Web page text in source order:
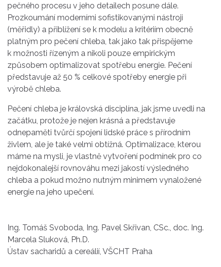
pečného procesu v jeho detailech posune dále.
Prozkoumání moderními sofistikovanými nástroji
(měřidly) a přiblížení se k modelu a kritériím obecně
platným pro pečení chleba, tak jako tak přispějeme
k možnosti řízeným a nikoli pouze empirickým
způsobem optimalizovat spotřebu energie. Pečení
představuje až 50 % celkové spotřeby energie při
výrobě chleba.
Pečení chleba je královská disciplína, jak jsme uvedli na
začátku, protože je nejen krásná a představuje
odnepaměti tvůrčí spojení lidské práce s přírodním
živlem, ale je také velmi obtížná. Optimalizace, kterou
máme na mysli, je vlastně vytvoření podmínek pro co
nejdokonalejší rovnováhu mezi jakostí výsledného
chleba a pokud možno nutným minimem vynaložené
energie na jeho upečení.
Ing. Tomáš Svoboda, Ing. Pavel Skřivan, CSc., doc. Ing.
Marcela Sluková, Ph.D.
Ústav sacharidů a cereálií, VŠCHT Praha